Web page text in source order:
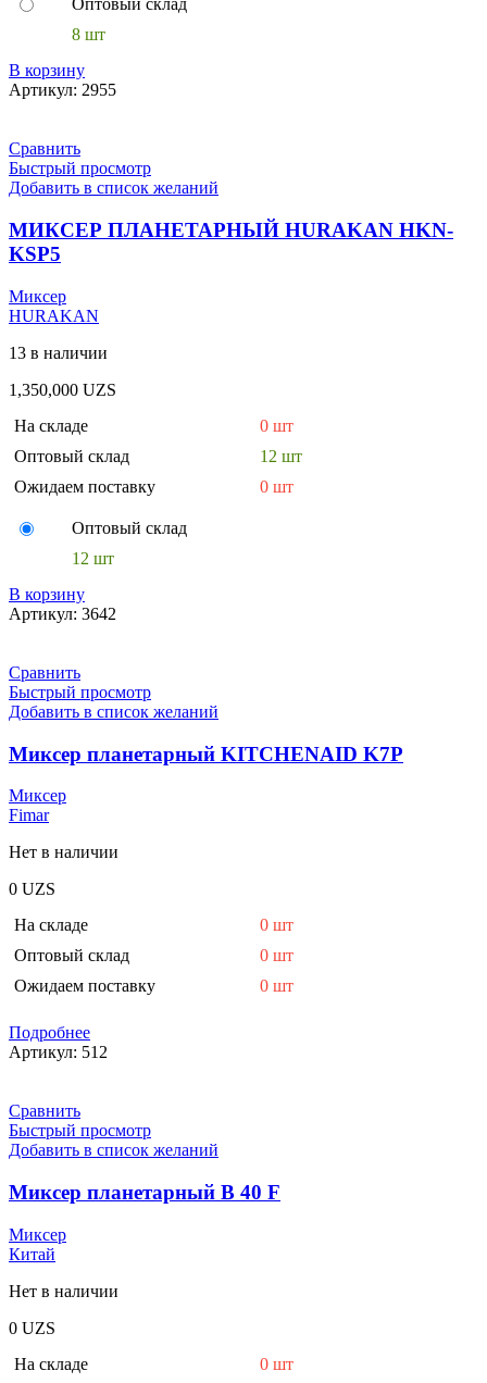
Оптовый склад
8 шт
В корзину
Артикул: 2955
Сравнить
Быстрый просмотр
Добавить в список желаний
МИКСЕР ПЛАНЕТАРНЫЙ HURAKAN HKN-
KSP5
Миксер
HURAKAN
13 в наличии
1,350,000 UZS
На складе
0 шт
Оптовый склад
12 шт
Ожидаем поставку
0 шт
Оптовый склад
12 шт
В корзину
Артикул: 3642
Сравнить
Быстрый просмотр
Добавить в список желаний
Миксер планетарный KITCHENAID K7Р
Миксер
Fimar
Нет в наличии
0 UZS
На складе
0 шт
Оптовый склад
0 шт
Ожидаем поставку
0 шт
Подробнее
Артикул: 512
Сравнить
Быстрый просмотр
Добавить в список желаний
Миксер планетарный В 40 F
Миксер
Китай
Нет в наличии
0 UZS
На складе
0 шт